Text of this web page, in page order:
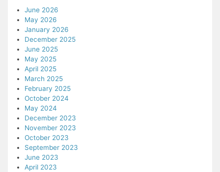
June 2026
May 2026
January 2026
December 2025
June 2025
May 2025
April 2025
March 2025
February 2025
October 2024
May 2024
December 2023
November 2023
October 2023
September 2023
June 2023
April 2023